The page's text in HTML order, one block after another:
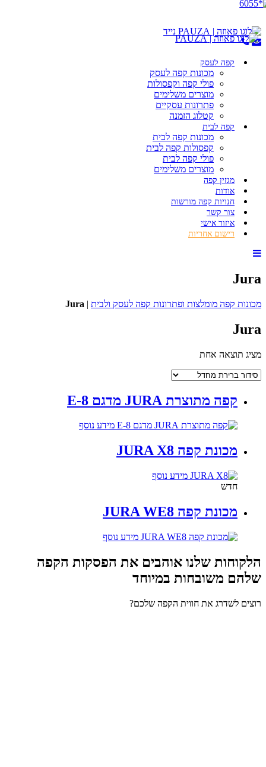
קפה לעסק
מכונות קפה לעסק
פולי קפה וקפסולות
מוצרים משלימים
פתרונות עסקיים
קטלוג הזמנה
קפה לבית
מכונות קפה לבית
קפסולות קפה לבית
פולי קפה לבית
מוצרים משלימים
מגזין קפה
אודות
חנויות קפה מורשות
צור קשר
איזור אישי
רישום אחריות
Jura
מכונות קפה מומלצות ופתרונות קפה לעסק ולבית |
Jura
Jura
מציג תוצאה אחת
קפה מתוצרת JURA מדגם 8-E
מידע נוסף
מכונת קפה JURA X8
מידע נוסף
חדש
מכונת קפה JURA WE8
מידע נוסף
​הלקוחות שלנו אוהבים את הפסקות הקפה
שלהם משובחות במיוחד​
רוצים לשדרג את חווית הקפה שלכם?